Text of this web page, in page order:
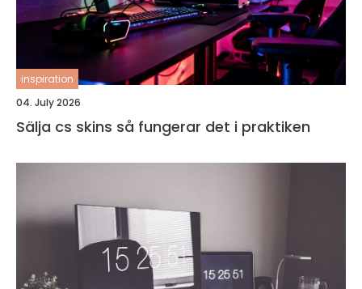
inspiration
04. July 2026
Sälja cs skins så fungerar det i praktiken